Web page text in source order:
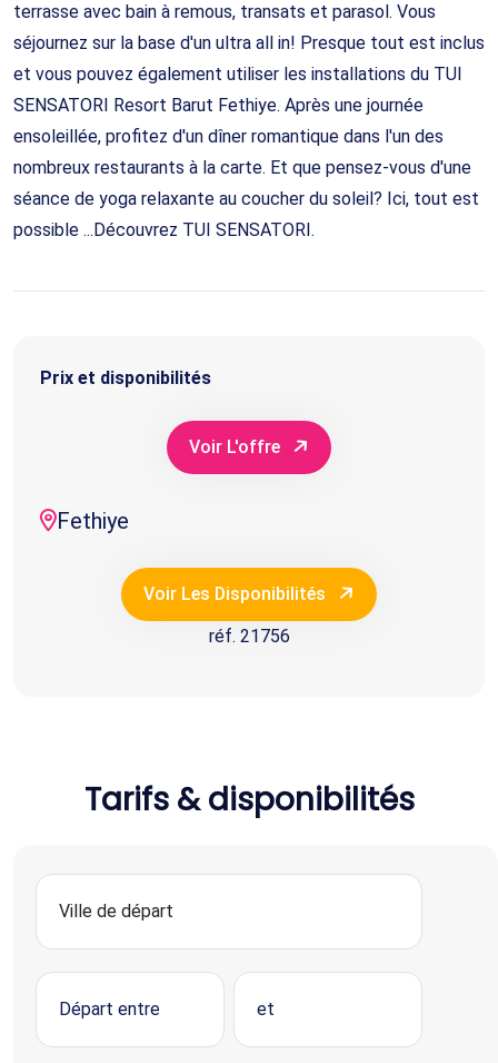
terrasse avec bain à remous, transats et parasol. Vous
séjournez sur la base d'un ultra all in! Presque tout est inclus
et vous pouvez également utiliser les installations du TUI
SENSATORI Resort Barut Fethiye. Après une journée
ensoleillée, profitez d'un dîner romantique dans l'un des
nombreux restaurants à la carte. Et que pensez-vous d'une
séance de yoga relaxante au coucher du soleil? Ici, tout est
possible ...Découvrez TUI SENSATORI.
Prix et disponibilités
Voir L'offre
Fethiye
Voir Les Disponibilités
réf. 21756
Tarifs & disponibilités